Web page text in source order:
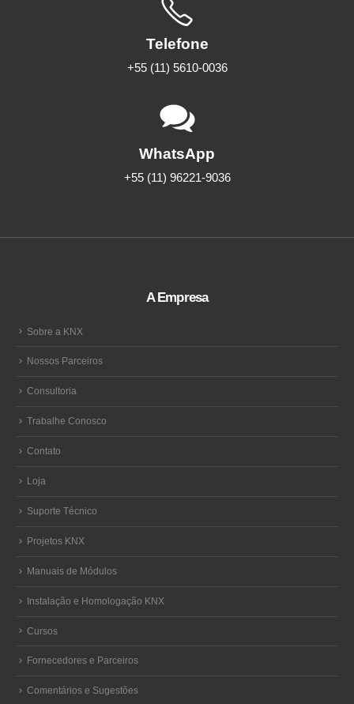
Telefone
+55 (11) 5610-0036
WhatsApp
+55 (11) 96221-9036
A Empresa
Sobre a KNX
Nossos Parceiros
Consultoria
Trabalhe Conosco
Contato
Loja
Suporte Técnico
Projetos KNX
Manuais de Módulos
Instalação e Homologação KNX
Cursos
Fornecedores e Parceiros
Comentários e Sugestões